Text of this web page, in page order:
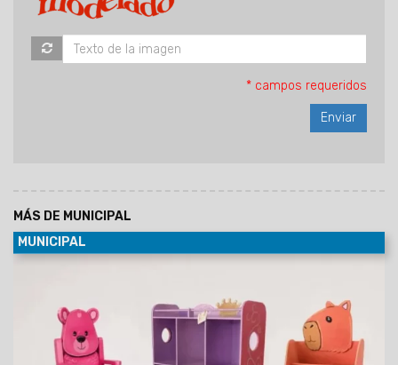
* campos requeridos
MÁS DE MUNICIPAL
MUNICIPAL
19 hs, con entrada libre y gratuita. Se exhibirán juguetes de
madera, artesanías infantiles, muebles y utilitarios
elaborados por la Dirección Industrial del Servicio
Penitenciario de Salta.